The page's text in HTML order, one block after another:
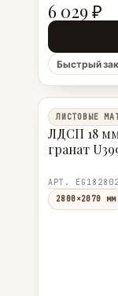
6 029 ₽
Быстрый
ЛИСТОВЫЕ
ЛДСП 18
гранат
АРТ.
2800×2070 мм